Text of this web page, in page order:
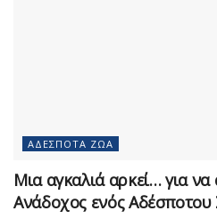
ΑΔΈΣΠΟΤΑ ΖΏΑ
Μια αγκαλιά αρκεί… για να
Ανάδοχος ενός Αδέσποτου